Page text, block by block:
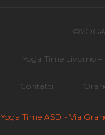
Yoga Time Livorno
Contatti
Yoga Time ASD - Via